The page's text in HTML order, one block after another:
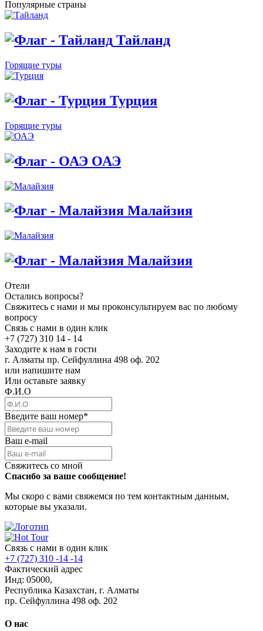
Популярные страны
Тайланд
Горящие туры
Турция
Горящие туры
ОАЭ
Малайзия
Малайзия
Отели
Остались вопросы?
Свяжитесь с нами и мы проконсультируем вас по любому
вопросу
Связь с нами в один клик
+7 (727) 310 14 - 14
Заходите к нам в гости
г. Алматы пр. Сейфуллина 498 оф. 202
или напишите нам
Или оставьте заявку
Ф.И.О
Введите ваш номер*
Ваш e-mail
Свяжитесь со мной
Спасибо за ваше сообщение!
Мы скоро с вами свяжемся по тем контактным данным,
которые вы указали.
Связь с нами в один клик
+7 (727) 310 -14 -14
Фактический адрес
Инд: 05000,
Республика Казахстан, г. Алматы
пр. Сейфуллина 498 оф. 202
О нас